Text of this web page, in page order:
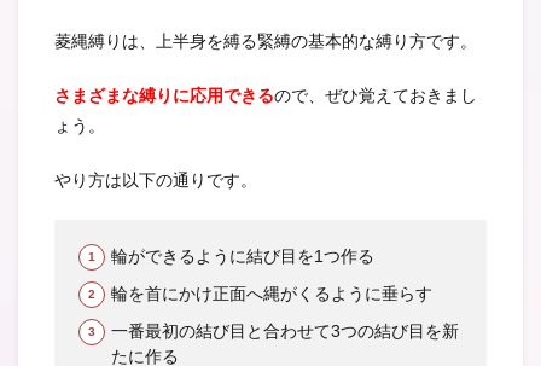
菱縄縛りは、上半身を縛る緊縛の基本的な縛り方です。
さまざまな縛りに応用できるので、ぜひ覚えておきまし
ょう。
やり方は以下の通りです。
輪ができるように結び目を1つ作る
輪を首にかけ正面へ縄がくるように垂らす
一番最初の結び目と合わせて3つの結び目を新
たに作る